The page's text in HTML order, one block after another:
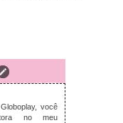
janeiro 18, 2021
você
no meu